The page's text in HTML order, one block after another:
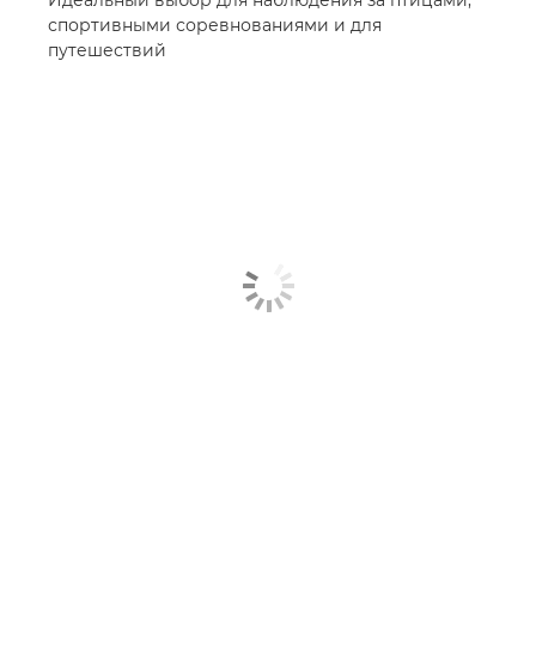
спортивными соревнованиями и для
путешествий